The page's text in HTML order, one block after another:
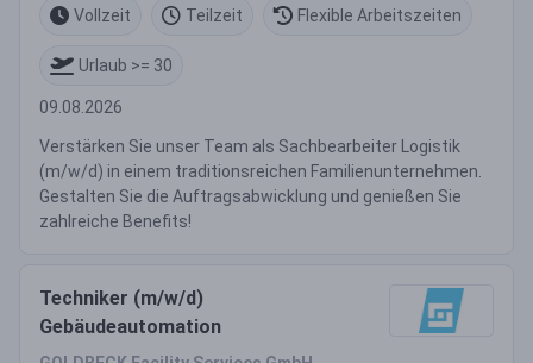
Vollzeit
Teilzeit Flexible Arbeitszeiten
Urlaub >= 30
09.08.2026
Verstärken Sie unser Team als Sachbearbeiter Logistik
(m/w/d) in einem traditionsreichen Familienunternehmen.
Gestalten Sie die Auftragsabwicklung und genießen Sie
zahlreiche Benefits!
Techniker (m/w/d)
Gebäudeautomation